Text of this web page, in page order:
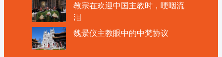
教宗在欢迎中国主教时，哽咽流
泪
魏景仪主教眼中的中梵协议